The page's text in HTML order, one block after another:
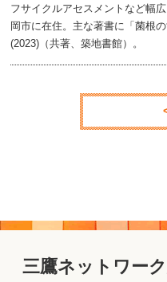
フサイクルアセスメントなど幅
岡市に在住。主な著書に「菌根
(2023)（共著、築地書館）。
三鷹ネットワー